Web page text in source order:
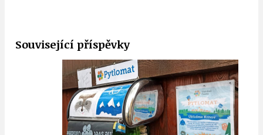
Související příspěvky